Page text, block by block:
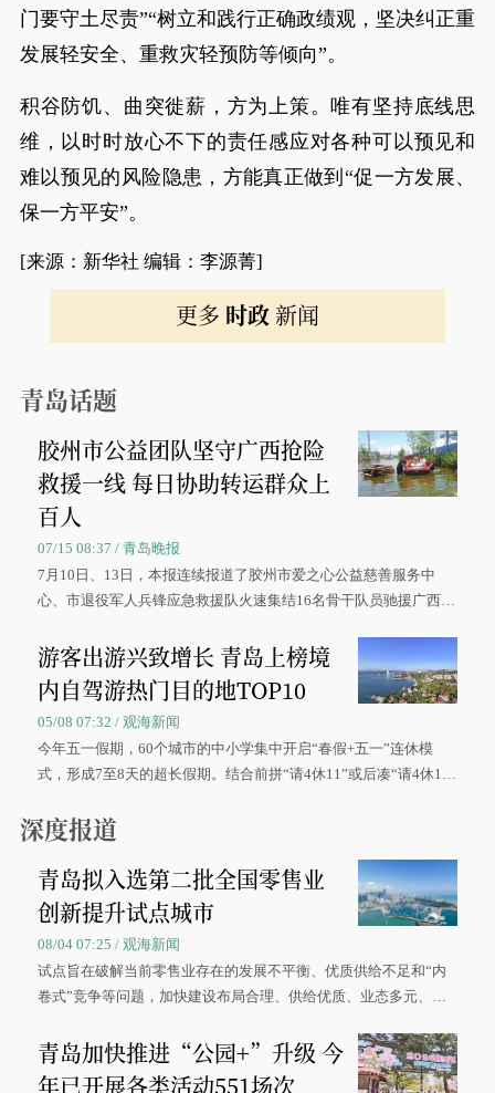
门要守土尽责”“树立和践行正确政绩观，坚决纠正重
发展轻安全、重救灾轻预防等倾向”。
积谷防饥、曲突徙薪，方为上策。唯有坚持底线思
维，以时时放心不下的责任感应对各种可以预见和
难以预见的风险隐患，方能真正做到“促一方发展、
保一方平安”。
[来源：新华社 编辑：李源菁]
更多 时政新闻
青岛话题
胶州市公益团队坚守广西抢险
救援一线 每日协助转运群众上
百人
07/15 08:37 / 青岛晚报
7月10日、13日，本报连续报道了胶州市爱之心公益慈善服务中
心、市退役军人兵锋应急救援队火速集结16名骨干队员驰援广西灾
游客出游兴致增长 青岛上榜境
内自驾游热门目的地TOP10
05/08 07:32 / 观海新闻
今年五一假期，60个城市的中小学集中开启“春假+五一”连休模
式，形成7至8天的超长假期。结合前拼“请4休11”或后凑“请4休1
深度报道
青岛拟入选第二批全国零售业
创新提升试点城市
08/04 07:25 / 观海新闻
试点旨在破解当前零售业存在的发展不平衡、优质供给不足和“内
卷式”竞争等问题，加快建设布局合理、供给优质、业态多元、智
青岛加快推进“公园+”升级 今
年已开展各类活动551场次